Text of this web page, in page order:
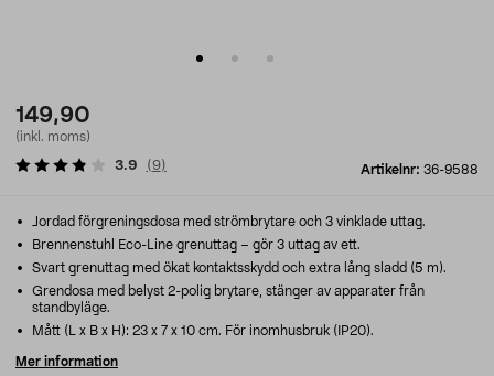
149,90
(inkl. moms)
Artikelnr: 36-9588
3.9 (9)
Jordad förgreningsdosa med strömbrytare och 3 vinklade uttag.
Brennenstuhl Eco-Line grenuttag – gör 3 uttag av ett.
Svart grenuttag med ökat kontaktsskydd och extra lång sladd (5 m).
Grendosa med belyst 2-polig brytare, stänger av apparater från
standbyläge.
Mått (L x B x H): 23 x 7 x 10 cm. För inomhusbruk (IP20).
Mer information